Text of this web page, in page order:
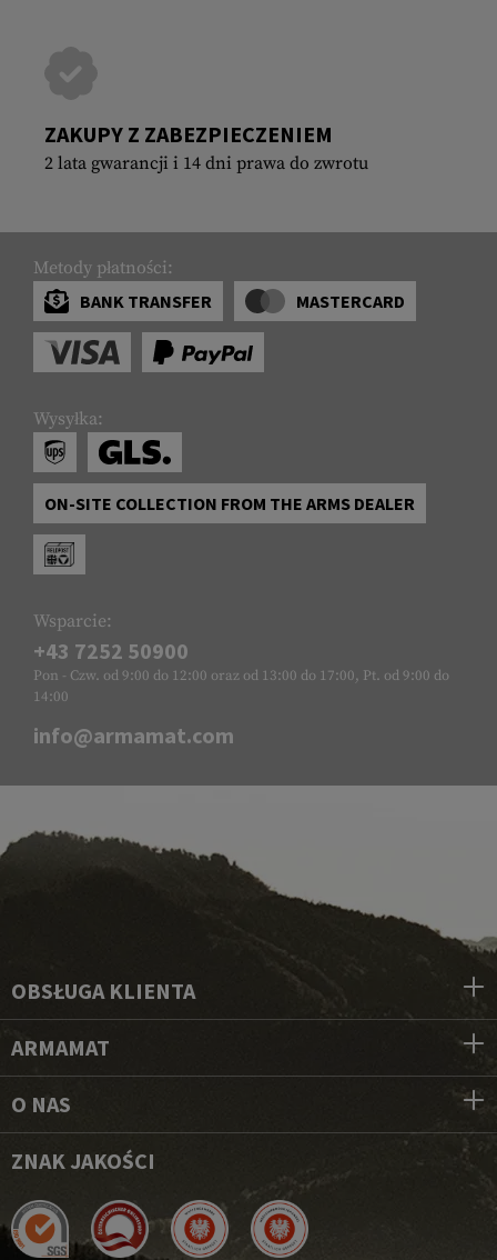
ZAKUPY Z ZABEZPIECZENIEM
2 lata gwarancji i 14 dni prawa do zwrotu
Metody płatności:
BANK TRANSFER
MASTERCARD
Wysyłka:
ON-SITE COLLECTION FROM THE ARMS DEALER
Wsparcie:
+43 7252 50900
Pon - Czw. od 9:00 do 12:00 oraz od 13:00 do 17:00, Pt. od 9:00 do
14:00
info@armamat.com
OBSŁUGA KLIENTA
ARMAMAT
O NAS
ZNAK JAKOŚCI